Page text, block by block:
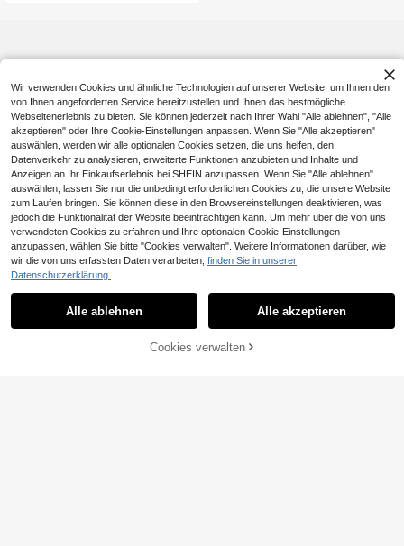
ZUM WARENKORB HINZUFÜGEN
Wir verwenden Cookies und ähnliche Technologien auf unserer Website, um Ihnen den
von Ihnen angeforderten Service bereitzustellen und Ihnen das bestmögliche
Webseitenerlebnis zu bieten. Sie können jederzeit nach Ihrer Wahl "Alle ablehnen", "Alle
akzeptieren" oder Ihre Cookie-Einstellungen anpassen. Wenn Sie "Alle akzeptieren"
auswählen, werden wir alle optionalen Cookies setzen, die uns helfen, den
Datenverkehr zu analysieren, erweiterte Funktionen anzubieten und Inhalte und
Anzeigen an Ihr Einkaufserlebnis bei SHEIN anzupassen. Wenn Sie "Alle ablehnen"
auswählen, lassen Sie nur die unbedingt erforderlichen Cookies zu, die unsere Website
zum Laufen bringen. Sie können diese in den Browsereinstellungen deaktivieren, was
jedoch die Funktionalität der Website beeinträchtigen kann. Um mehr über die von uns
verwendeten Cookies zu erfahren und Ihre optionalen Cookie-Einstellungen
anzupassen, wählen Sie bitte "Cookies verwalten". Weitere Informationen darüber, wie
wir die von uns erfassten Daten verarbeiten, finden Sie in unserer
Datenschutzerklärung.
Alle ablehnen Alle akzeptieren
Cookies verwalten